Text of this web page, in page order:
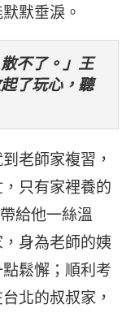
默垂淚。
不了。」王
了玩心，聽
老師家複習，
只有家裡養的
給他一絲溫
身為老師的姨
鬆懈；順利考
北的叔叔家，